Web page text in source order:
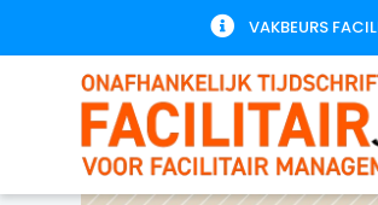
 VAKBEURS